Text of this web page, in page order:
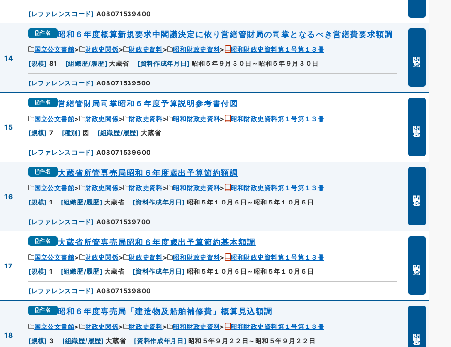
[レファレンスコード] A08071539400
14
件名 昭和６年度概算新規要求中閣議決定に依り営繕管財局の司掌となるべき営繕費要求額調
国立公文書館 財政史関係 財政史資料 昭和財政史資料
昭和財政史資料第１号第１３冊
[規模] 81 [組織歴/履歴] 大蔵省 [資料作成年月日] 昭和５年９月３０日～昭和５年９月３０日
[レファレンスコード] A08071539500
15
件名 営繕管財局司掌昭和６年度予算説明参考書付図
国立公文書館 財政史関係 財政史資料 昭和財政史資料
昭和財政史資料第１号第１３冊
[規模] 7 [種別] 図 [組織歴/履歴] 大蔵省
[レファレンスコード] A08071539600
16
件名 大蔵省所管専売局昭和６年度歳出予算節約額調
国立公文書館 財政史関係 財政史資料 昭和財政史資料
昭和財政史資料第１号第１３冊
[規模] 1 [組織歴/履歴] 大蔵省 [資料作成年月日] 昭和５年１０月６日～昭和５年１０月６日
[レファレンスコード] A08071539700
17
件名 大蔵省所管専売局昭和６年度歳出予算節約基本額調
国立公文書館 財政史関係 財政史資料 昭和財政史資料
昭和財政史資料第１号第１３冊
[規模] 1 [組織歴/履歴] 大蔵省 [資料作成年月日] 昭和５年１０月６日～昭和５年１０月６日
[レファレンスコード] A08071539800
18
件名 昭和６年度専売局「建造物及船舶補修費」概算見込額調
国立公文書館 財政史関係 財政史資料 昭和財政史資料
昭和財政史資料第１号第１３冊
[規模] 3 [組織歴/履歴] 大蔵省 [資料作成年月日] 昭和５年９月２２日～昭和５年９月２２日